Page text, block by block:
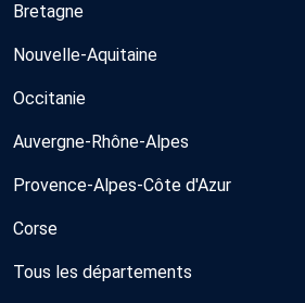
Bretagne
Nouvelle-Aquitaine
Occitanie
Auvergne-Rhône-Alpes
Provence-Alpes-Côte d'Azur
Corse
Tous les départements